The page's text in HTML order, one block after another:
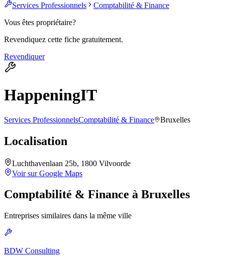
Services Professionnels
Comptabilité & Finance
Vous êtes propriétaire?
Revendiquez cette fiche gratuitement.
Revendiquer
HappeningIT
Services ProfessionnelsComptabilité & Finance Bruxelles
Localisation
Luchthavenlaan 25b, 1800 Vilvoorde
Voir sur Google Maps
Comptabilité & Finance à Bruxelles
Entreprises similaires dans la même ville
BDW Consulting